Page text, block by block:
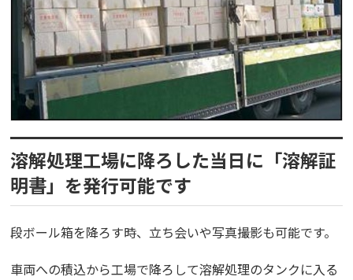
溶解処理工場に降ろした当日に「溶解証
明書」を発行可能です
段ボール箱を降ろす時、立ち会いや写真撮影も可能です。
車両への積込から工場で降ろして溶解処理のタンクに入る